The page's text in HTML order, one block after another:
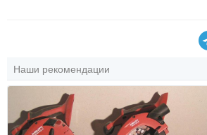
Наши рекомендации